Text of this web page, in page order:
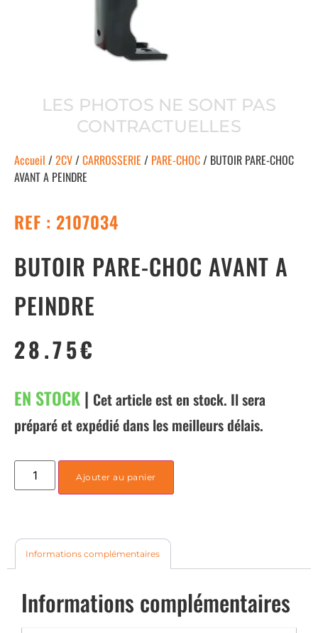
LES PHOTOS NE SONT PAS
CONTRACTUELLES
Accueil /2CV/CARROSSERIE / PARE-CHOC/ BUTOIR PARE-CHOC
AVANT A PEINDRE
REF : 2107034
BUTOIR PARE-CHOC AVANT A
PEINDRE
28.75€
EN STOCK| Cet article est en stock. Il sera
préparé et expédié dans les meilleurs délais.
Ajouter au panier
Informations complémentaires
Informations complémentaires